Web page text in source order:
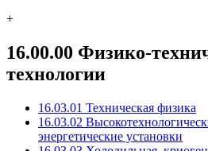
+
16.00.00 Физико-
технологии
16.03.01 Техническая физика
16.03.02
энергетические установки